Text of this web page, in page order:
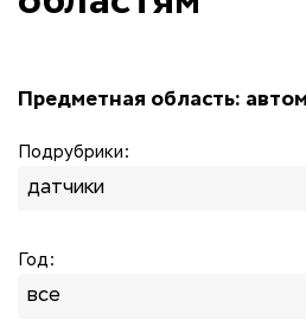
Предметная область:
Подрубрики:
датчики
Год:
все